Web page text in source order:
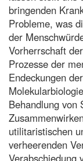
bringenden
Probleme, was
der
Vorherrschaft
Prozesse der
Endeckungen
Behandlung von
utilitaristischen
verheerenden
Verabschiedung